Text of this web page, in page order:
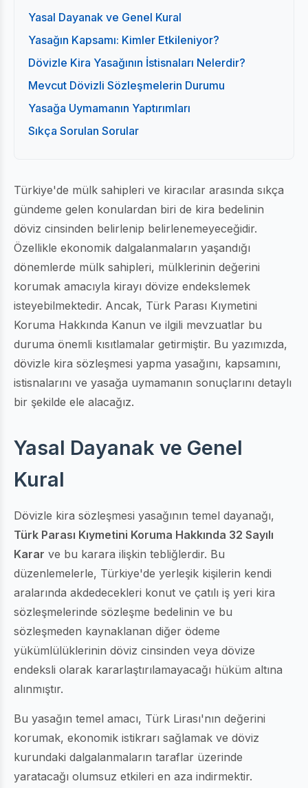
Yasal Dayanak ve Genel Kural
Yasağın Kapsamı: Kimler Etkileniyor?
Dövizle Kira Yasağının İstisnaları Nelerdir?
Mevcut Dövizli Sözleşmelerin Durumu
Yasağa Uymamanın Yaptırımları
Sıkça Sorulan Sorular
Türkiye'de mülk sahipleri ve kiracılar arasında sıkça
gündeme gelen konulardan biri de kira bedelinin
döviz cinsinden belirlenip belirlenemeyeceğidir.
Özellikle ekonomik dalgalanmaların yaşandığı
dönemlerde mülk sahipleri, mülklerinin değerini
korumak amacıyla kirayı dövize endekslemek
isteyebilmektedir. Ancak, Türk Parası Kıymetini
Koruma Hakkında Kanun ve ilgili mevzuatlar bu
duruma önemli kısıtlamalar getirmiştir. Bu yazımızda,
dövizle kira sözleşmesi yapma yasağını, kapsamını,
istisnalarını ve yasağa uymamanın sonuçlarını detaylı
bir şekilde ele alacağız.
Yasal Dayanak ve Genel
Kural
Dövizle kira sözleşmesi yasağının temel dayanağı,
Türk Parası Kıymetini Koruma Hakkında 32 Sayılı
Karar ve bu karara ilişkin tebliğlerdir. Bu
düzenlemelerle, Türkiye'de yerleşik kişilerin kendi
aralarında akdedecekleri konut ve çatılı iş yeri kira
sözleşmelerinde sözleşme bedelinin ve bu
sözleşmeden kaynaklanan diğer ödeme
yükümlülüklerinin döviz cinsinden veya dövize
endeksli olarak kararlaştırılamayacağı hüküm altına
alınmıştır.
Bu yasağın temel amacı, Türk Lirası'nın değerini
korumak, ekonomik istikrarı sağlamak ve döviz
kurundaki dalgalanmaların taraflar üzerinde
yaratacağı olumsuz etkileri en aza indirmektir.